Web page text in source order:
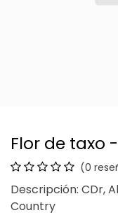
Flor de taxo
(0
Descripción: CDr,
Country